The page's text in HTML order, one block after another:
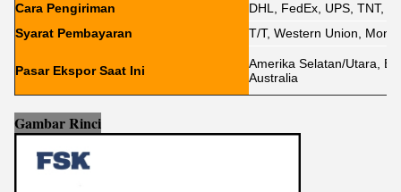
Cara Pengiriman
DHL, FedEx, UPS, TNT,
Syarat Pembayaran
T/T, Western Union,
Pasar Ekspor Saat Ini
Amerika Selatan/Utara,
Australia
Gambar Rinci